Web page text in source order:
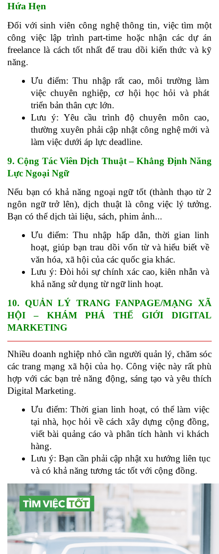
Hứa Hẹn
Đối với sinh viên công nghệ thông tin, việc tìm một
công việc lập trình part-time hoặc nhận các dự án
freelance là cách tốt nhất để trau dồi kiến thức và kỹ
năng.
Ưu điểm: Thu nhập rất cao, môi trường làm
việc chuyên nghiệp, cơ hội học hỏi và phát
triển bản thân cực lớn.
Lưu ý: Yêu cầu trình độ chuyên môn cao,
thường xuyên phải cập nhật công nghệ mới và
làm việc dưới áp lực deadline.
9. Cộng Tác Viên Dịch Thuật – Khẳng Định Năng
Lực Ngoại Ngữ
Nếu bạn có khả năng ngoại ngữ tốt (thành thạo từ 2
ngôn ngữ trở lên), dịch thuật là công việc lý tưởng.
Bạn có thể dịch tài liệu, sách, phim ảnh...
Ưu điểm: Thu nhập hấp dẫn, thời gian linh
hoạt, giúp bạn trau dồi vốn từ và hiểu biết về
văn hóa, xã hội của các quốc gia khác.
Lưu ý: Đòi hỏi sự chính xác cao, kiên nhẫn và
khả năng sử dụng từ ngữ linh hoạt.
10. QUẢN LÝ TRANG FANPAGE/MẠNG XÃ
HỘI – KHÁM PHÁ THẾ GIỚI DIGITAL
MARKETING
Nhiều doanh nghiệp nhỏ cần người quản lý, chăm sóc
các trang mạng xã hội của họ. Công việc này rất phù
hợp với các bạn trẻ năng động, sáng tạo và yêu thích
Digital Marketing.
Ưu điểm: Thời gian linh hoạt, có thể làm việc
tại nhà, học hỏi về cách xây dựng cộng đồng,
viết bài quảng cáo và phân tích hành vi khách
hàng.
Lưu ý: Bạn cần phải cập nhật xu hướng liên tục
và có khả năng tương tác tốt với cộng đồng.